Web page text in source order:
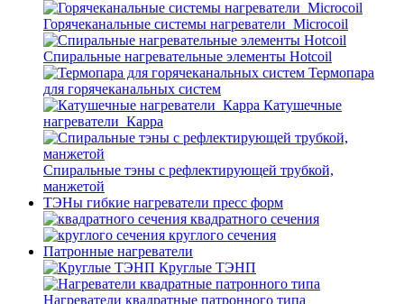
Горячеканальные системы нагреватели_Microcoil
Спиральные нагревательные элементы Hotcoil
Термопара
для горячеканальных систем
Катушечные
нагреватели_Карра
Спиральные тэны с рефлектирующей трубкой,
манжетой
ТЭНы гибкие нагреватели пресс форм
квадратного сечения
круглого сечения
Патронные нагреватели
Круглые ТЭНП
Нагреватели квадратные патронного типа